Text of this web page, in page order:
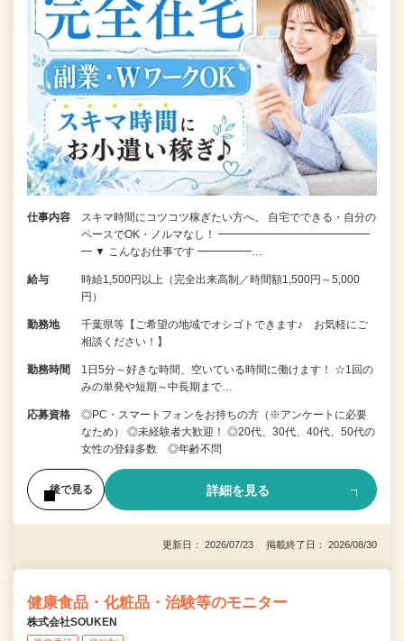
仕事内容
スキマ時間にコツコツ稼ぎたい方へ。 自宅でできる・自分の
ペースでOK・ノルマなし！ ━━━━━━━━━━━━━━
━ ▼ こんなお仕事です ━━━━━…
給与
時給1,500円以上（完全出来高制／時間額1,500円～5,000
円）
勤務地
千葉県等【ご希望の地域でオシゴトできます♪ お気軽にご
相談ください！】
勤務時間
1日5分～好きな時間、空いている時間に働けます！ ☆1回の
みの単発や短期～中長期まで…
応募資格
◎PC・スマートフォンをお持ちの方（※アンケートに必要
なため） ◎未経験者大歓迎！ ◎20代、30代、40代、50代の
女性の登録多数 ◎年齢不問
後で見る 詳細を見る
更新日： 2026/07/23 掲載終了日： 2026/08/30
健康食品・化粧品・治験等のモニター
株式会社SOUKEN